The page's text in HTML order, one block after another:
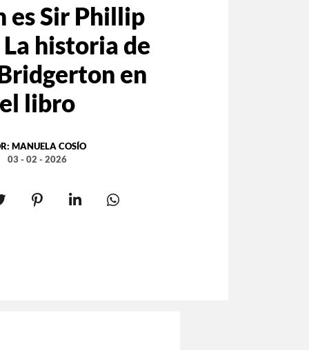
es Sir Phillip
La historia de
en
libro
MANUELA COSÍO
03 - 02 - 2026